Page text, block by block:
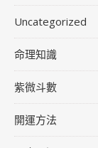
Uncategorized
命理知識
紫微斗數
開運方法